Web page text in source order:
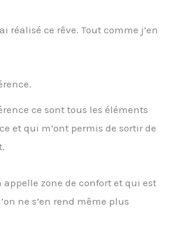
réalisé ce rêve. Tout comme j’en
ce sont tous les éléments
et qui m’ont permis de sortir de
appelle zone de confort et qui est
ne s’en rend même plus